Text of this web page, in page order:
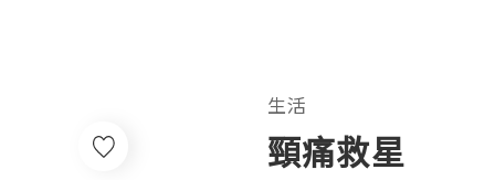
生活
頸痛救星